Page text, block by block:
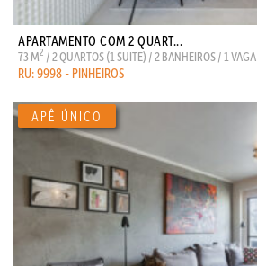
APARTAMENTO COM 2 QUART...
73 M2 / 2 QUARTOS (1 SUITE) / 2 BANHEIROS / 1 VAGA
RU: 9998 - PINHEIROS